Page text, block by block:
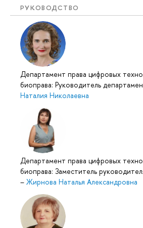
РУКОВОДСТВО
Департамент права цифровых
биоправа: Руководитель
Наталия Николаевна
Департамент права цифровых
биоправа: Заместитель
– Жирнова Наталья Александровна